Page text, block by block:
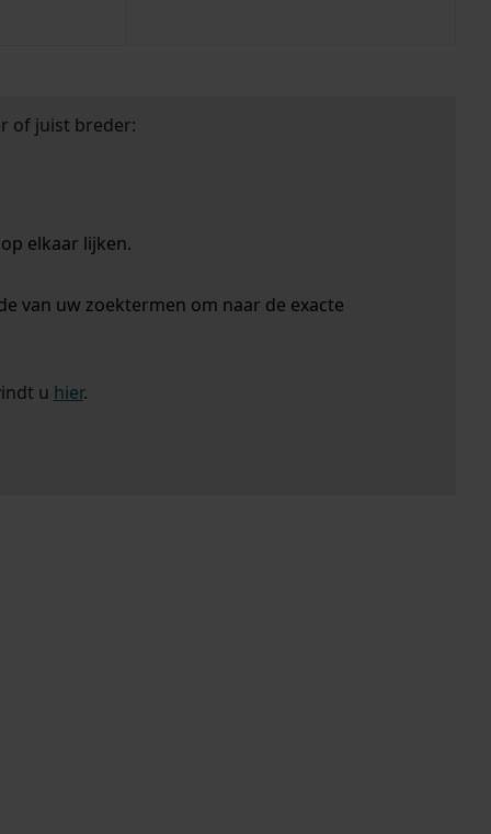
of juist breder:
elkaar lijken.
van uw zoektermen om naar de exacte
u hier.